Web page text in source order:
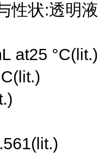
性状:透明液
at25 °C(lit.)